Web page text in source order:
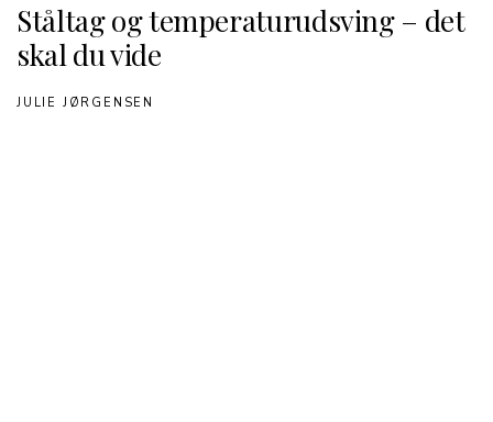
Ståltag og temperaturudsving – det
skal du vide
JULIE JØRGENSEN